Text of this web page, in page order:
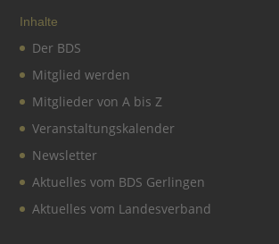
Inhalte
Der BDS
Mitglied werden
Mitglieder von A bis Z
Veranstaltungskalender
Newsletter
Aktuelles vom BDS Gerlingen
Aktuelles vom Landesverband